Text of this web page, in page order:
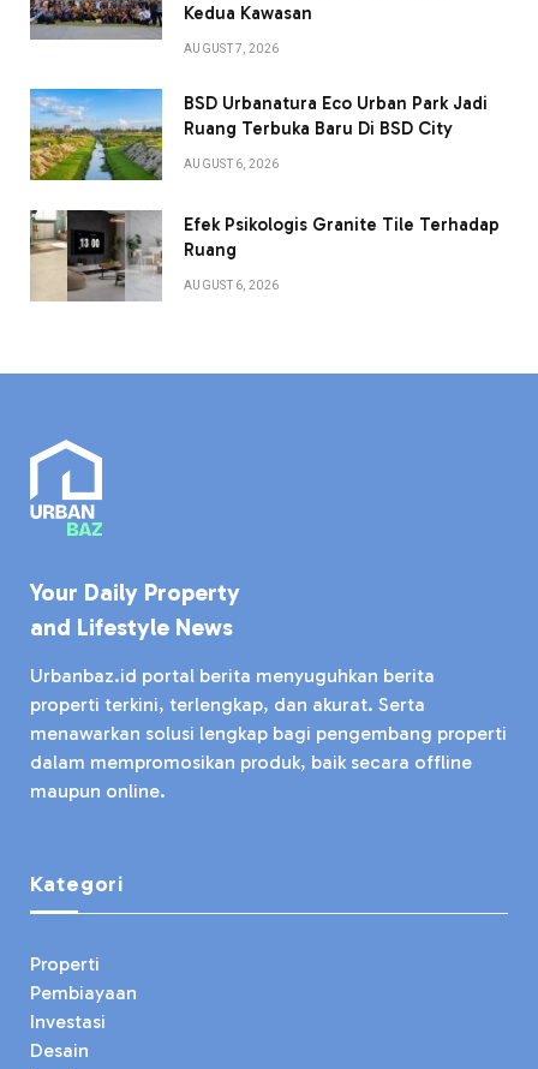
Kedua Kawasan
AUGUST 7, 2026
BSD Urbanatura Eco Urban Park Jadi
Ruang Terbuka Baru Di BSD City
AUGUST 6, 2026
Efek Psikologis Granite Tile Terhadap
Ruang
AUGUST 6, 2026
Your Daily Property
and Lifestyle News
Urbanbaz.id portal berita menyuguhkan berita
properti terkini, terlengkap, dan akurat. Serta
menawarkan solusi lengkap bagi pengembang properti
dalam mempromosikan produk, baik secara offline
maupun online.
Kategori
Properti
Pembiayaan
Investasi
Desain